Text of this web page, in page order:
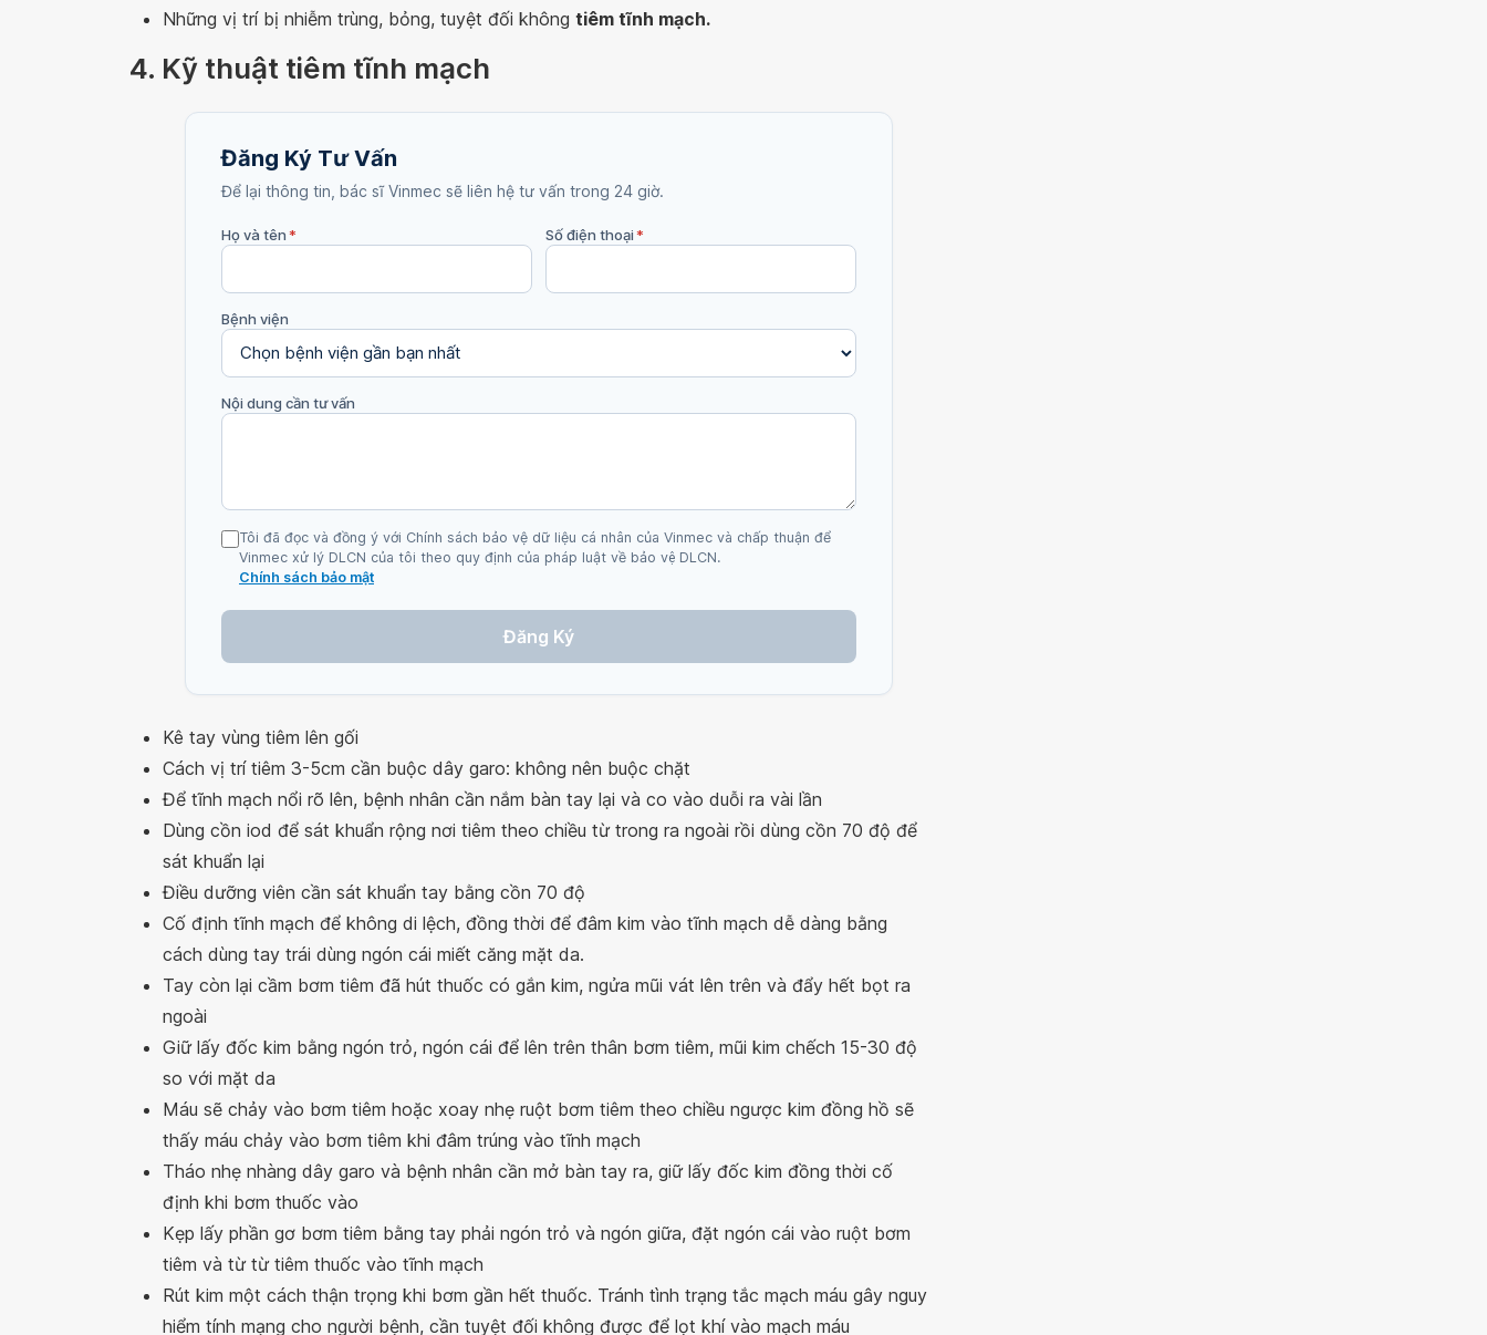
Những vị trí bị nhiễm trùng, bỏng, tuyệt đối không tiêm tĩnh mạch.
4. Kỹ thuật tiêm tĩnh mạch
Đăng Ký Tư Vấn
Để lại thông tin, bác sĩ Vinmec sẽ liên hệ tư vấn trong 24 giờ.
Họ và tên* Số điện thoại*
Bệnh viện
Nội dung cần tư vấn
Tôi đã đọc và đồng ý với Chính sách bảo vệ dữ liệu cá nhân của Vinmec và chấp thuận để
Vinmec xử lý DLCN của tôi theo quy định của pháp luật về bảo vệ DLCN.
Chính sách bảo mật
Đăng Ký
Kê tay vùng tiêm lên gối
Cách vị trí tiêm 3-5cm cần buộc dây garo: không nên buộc chặt
Để tĩnh mạch nổi rõ lên, bệnh nhân cần nắm bàn tay lại và co vào duỗi ra vài lần
Dùng cồn iod để sát khuẩn rộng nơi tiêm theo chiều từ trong ra ngoài rồi dùng cồn 70 độ để
sát khuẩn lại
Điều dưỡng viên cần sát khuẩn tay bằng cồn 70 độ
Cố định tĩnh mạch để không di lệch, đồng thời để đâm kim vào tĩnh mạch dễ dàng bằng
cách dùng tay trái dùng ngón cái miết căng mặt da.
Tay còn lại cầm bơm tiêm đã hút thuốc có gắn kim, ngửa mũi vát lên trên và đẩy hết bọt ra
ngoài
Giữ lấy đốc kim bằng ngón trỏ, ngón cái để lên trên thân bơm tiêm, mũi kim chếch 15-30 độ
so với mặt da
Máu sẽ chảy vào bơm tiêm hoặc xoay nhẹ ruột bơm tiêm theo chiều ngược kim đồng hồ sẽ
thấy máu chảy vào bơm tiêm khi đâm trúng vào tĩnh mạch
Tháo nhẹ nhàng dây garo và bệnh nhân cần mở bàn tay ra, giữ lấy đốc kim đồng thời cố
định khi bơm thuốc vào
Kẹp lấy phần gơ bơm tiêm bằng tay phải ngón trỏ và ngón giữa, đặt ngón cái vào ruột bơm
tiêm và từ từ tiêm thuốc vào tĩnh mạch
Rút kim một cách thận trọng khi bơm gần hết thuốc. Tránh tình trạng tắc mạch máu gây nguy
hiểm tính mạng cho người bệnh, cần tuyệt đối không được để lọt khí vào mạch máu